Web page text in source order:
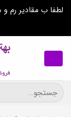
لطفا ب مقادیر رم
content
جستجو
برای: